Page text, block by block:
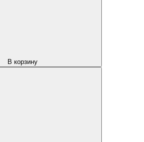
В корзину